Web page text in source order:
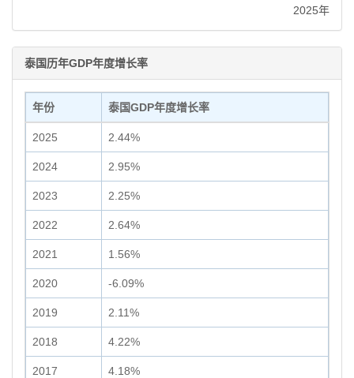
2025年
泰国历年GDP年度增长率
年份 泰国GDP年度增长率
2025 2.44%
2024 2.95%
2023 2.25%
2022 2.64%
2021 1.56%
2020 -6.09%
2019 2.11%
2018 4.22%
2017 4.18%